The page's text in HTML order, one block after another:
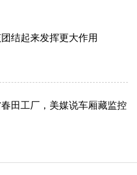
结起来发挥更大作用
田工厂，美媒说车厢藏监控